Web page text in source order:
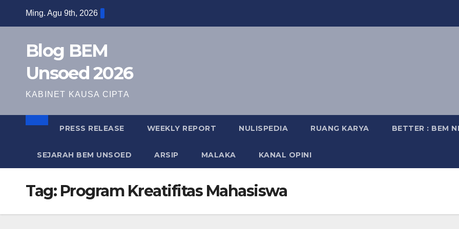
Ming. Agu 9th, 2026
Blog BEM
Unsoed 2026
KABINET KAUSA CIPTA
PRESS RELEASE WEEKLY REPORT NULISPEDIA RUANG KARYA BETTER : BEM
SEJARAH BEM UNSOED ARSIP MALAKA KANAL OPINI
Tag: Program Kreatifitas Mahasiswa